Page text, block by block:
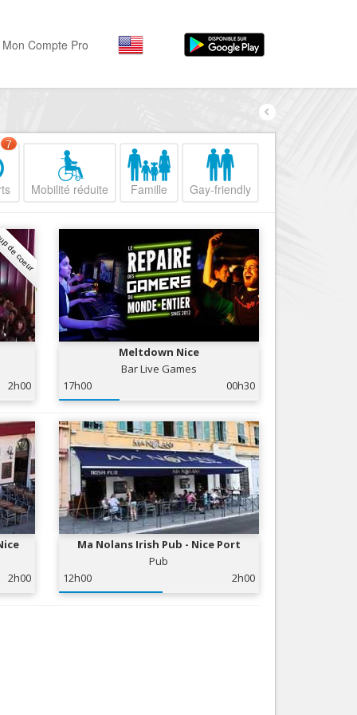
Hôtels, ...
Visiter
Restaurants, ...
Commerces
Mode, ...
Loisirs
Plages, sports, ...
Services
Tourisme, ...
Par quartiers
Nice Promenade du
Nice le Port
Nice le Vieux Nice
Nice le Coeur de Ville
Nice les Collines Niçoises
Nice le petit Marais Niçois
Nice la plaine du Var
Nice Aéroport
Mon Compte Pro
7
Mobilité réduite Famille Gay-friendly
coeur
2h00
Meltdown Nice
Bar Live Games
17h00
00h30
2h00
Ma Nolans Irish Pub - Nice Port
Pub
12h00
2h00